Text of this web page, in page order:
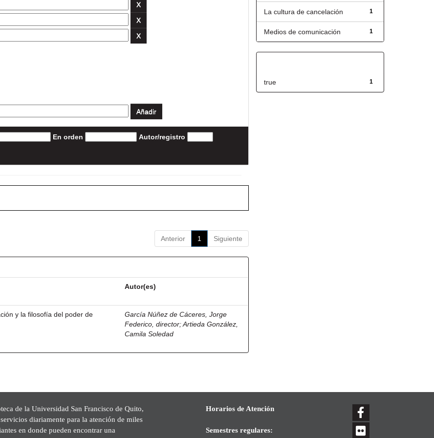
En orden Autor/registro
Anterior 1 Siguiente
Autor(es)
y la filosofía del poder de
García Núñez de Cáceres, Jorge
Federico, director;Artieda González,
Camila Soledad
1
La cultura de cancelación
1
Medios de comunicación
1
true
de la Universidad San Francisco de Quito,
diariamente para la atención de miles
en donde pueden encontrar una
Horarios de Atención
Semestres regulares: